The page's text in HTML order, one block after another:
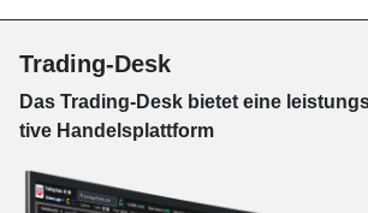
Trading-Desk
Das Trading-Desk bie­tet eine
tive Han­dels­platt­form